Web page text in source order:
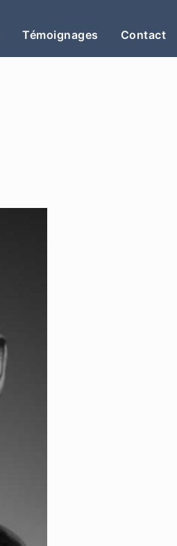
Témoignages Contact